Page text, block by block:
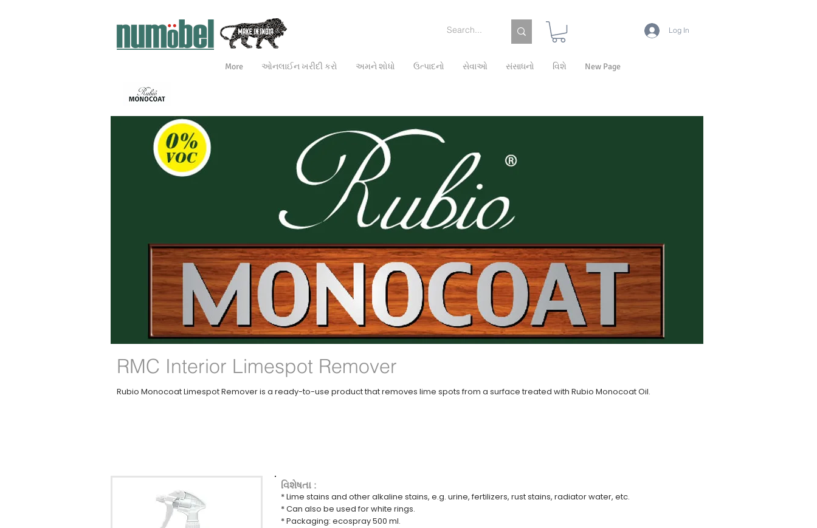
Log In
New Page
વિશે
સંસાધનો
સેવાઓ
ઉત્પાદનો
અમને શોધો
ઓનલાઈન ખરીદી કરો
More
Rubio Monocoat Limespot Remover is a ready-to-use product that removes lime spots from a surface treated with Rubio Monocoat Oil.
RMC Interior Limespot Remover
વિશેષતા :
* Lime stains and other alkaline stains, e.g. urine, fertilizers, rust stains, radiator water, etc.
* Can also be used for white rings.
* Packaging: ecospray 500 ml.